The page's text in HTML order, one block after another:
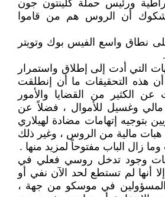
ورئيس حملة كلينتون جون
أن الروس هم من قاموا
نطاق واسع الفيس بوك وتويتر
التي أدت إلى إطلاق واستمرار
أن هذه التحقيقات ما أن إنطلقت
الكثير من القضايا والأمور
مالي وغسيل للأموال ، فضلاً عن
بتوجيه إتهامات مضادة لهيلاري
مالية من الروس ، وغير ذلك
زال الباب مفتوحاً لمزيد منها .
وجود تدخل روسي فعلي في
إلا أنها لم تستطع لحد الآن نفي أو
المسؤولين في موسكو من جهة ،